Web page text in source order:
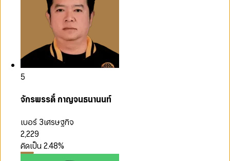
5
จักรพรรดิ์ กาญจนธนานนท์
เบอร์ 3เศรษฐกิจ
2,229
คิดเป็น2.48%